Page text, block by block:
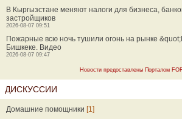
В Кыргызстане меняют налоги для бизнеса,
застройщиков
2026-08-07 09:51
Пожарные всю ночь тушили огонь на рынке
Бишкеке. Видео
2026-08-07 09:47
Новости предоставлены Порталом
ДИСКУССИИ
Домашние помощники [1]